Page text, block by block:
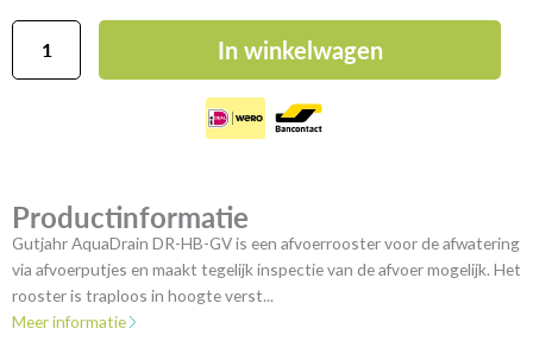
Gutjahr
AquaDrain
DR-
In winkelwagen
Productinformatie
Gutjahr AquaDrain DR-HB-GV is een afvoerrooster voor de afwatering
via afvoerputjes en maakt tegelijk inspectie van de afvoer mogelijk. Het
rooster is traploos in hoogte verst...
Meer informatie